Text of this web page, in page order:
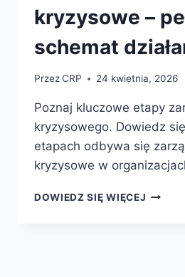
kryzysowe –
schemat
PrzezCRP 24 kwietnia, 2026
Poznaj kluczowe etapy
kryzysowego. Dowiedz
etapach odbywa się
kryzysowe w
DOWIEDZ SIĘ WIĘCEJ NA